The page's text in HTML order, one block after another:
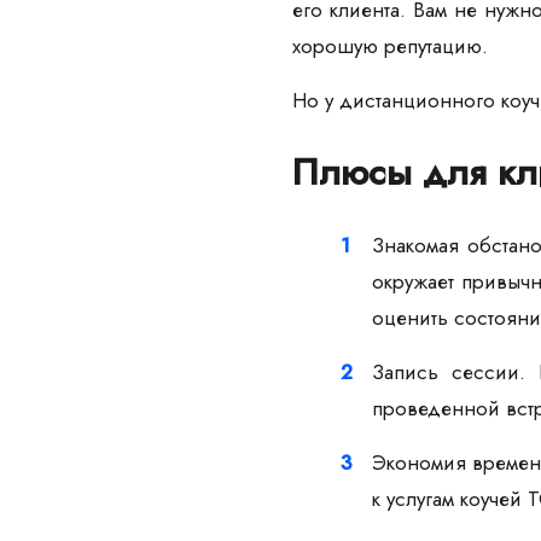
его клиента. Вам не
хорошую репутацию.
Но у дистанционного
Плюсы для
Знакомая
окружает
оценить
Запись сессии.
проведенной
Экономия
к услугам